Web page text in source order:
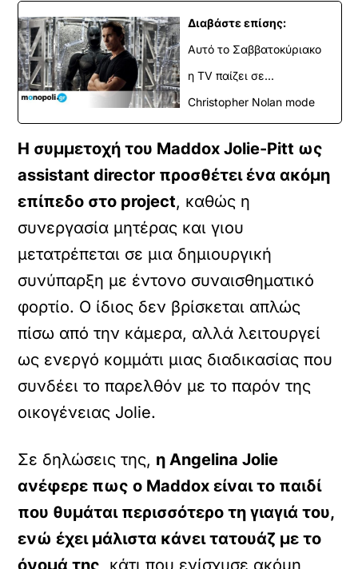
Διαβάστε επίσης:
Αυτό το Σαββατοκύριακο
η TV παίζει σε...
Christopher Nolan mode
Η συμμετοχή του Maddox Jolie-Pitt ως
assistant director προσθέτει ένα ακόμη
επίπεδο στο project, καθώς η
συνεργασία μητέρας και γιου
μετατρέπεται σε μια δημιουργική
συνύπαρξη με έντονο συναισθηματικό
φορτίο. Ο ίδιος δεν βρίσκεται απλώς
πίσω από την κάμερα, αλλά λειτουργεί
ως ενεργό κομμάτι μιας διαδικασίας που
συνδέει το παρελθόν με το παρόν της
οικογένειας Jolie.
Σε δηλώσεις της, η Angelina Jolie
ανέφερε πως ο Maddox είναι το παιδί
που θυμάται περισσότερο τη γιαγιά του,
ενώ έχει μάλιστα κάνει τατουάζ με το
όνομά της , κάτι που ενίσχυσε ακόμη